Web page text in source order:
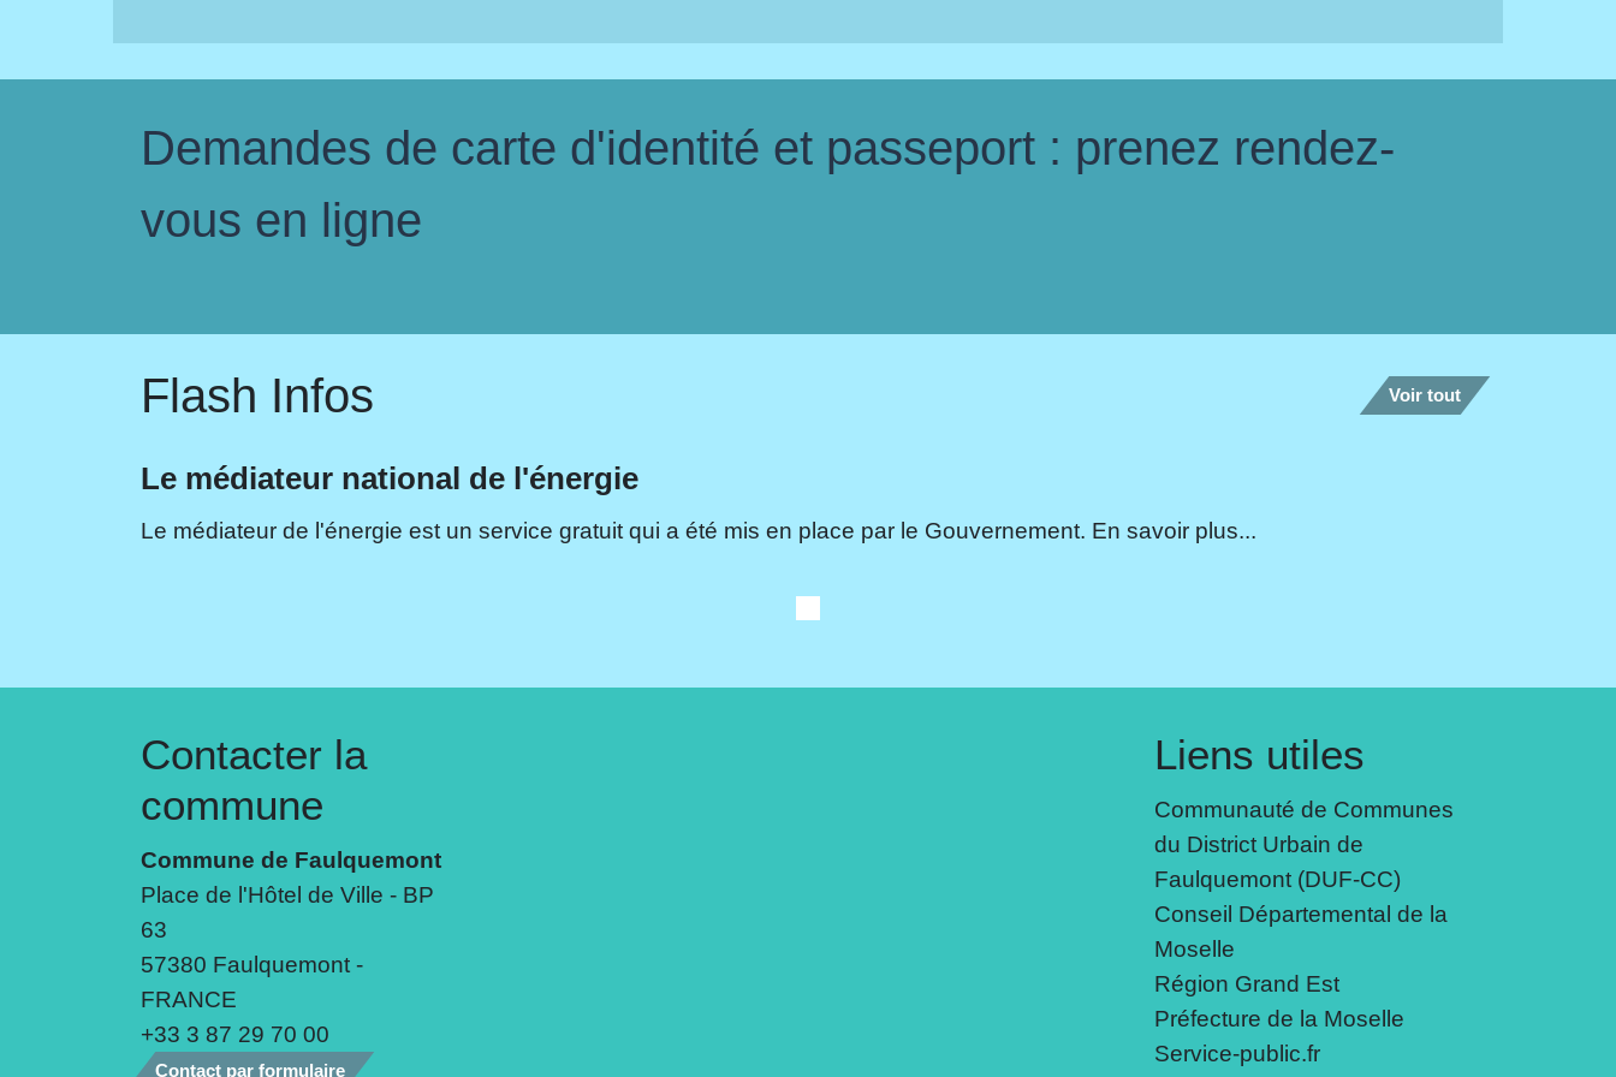
Demandes de carte d'identité et passeport : prenez rendez-
vous en ligne
Flash Infos Voir tout
Le médiateur national de l'énergie
Le médiateur de l'énergie est un service gratuit qui a été mis en place par le Gouvernement. En savoir plus...
Contacter la
commune
Commune de Faulquemont
Place de l'Hôtel de Ville - BP
63
57380 Faulquemont -
FRANCE
+33 3 87 29 70 00
Contact par formulaire
Liens utiles
Communauté de Communes
du District Urbain de
Faulquemont (DUF-CC)
Conseil Départemental de la
Moselle
Région Grand Est
Préfecture de la Moselle
Service-public.fr